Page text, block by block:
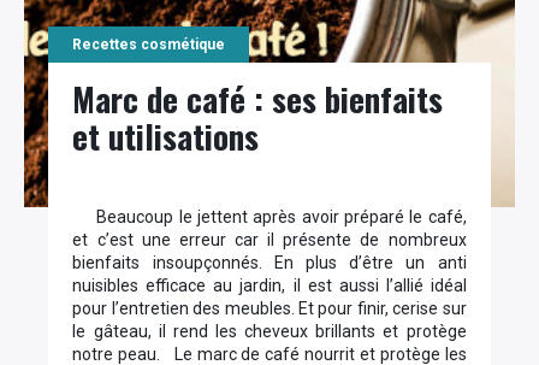
Recettes cosmétique
Marc de café : ses bienfaits
et utilisations
Beaucoup le jettent après avoir préparé le café,
et c’est une erreur car il présente de nombreux
bienfaits insoupçonnés. En plus d’être un anti
nuisibles efficace au jardin, il est aussi l’allié idéal
pour l’entretien des meubles. Et pour finir, cerise sur
le gâteau, il rend les cheveux brillants et protège
notre peau. Le marc de café nourrit et protège les